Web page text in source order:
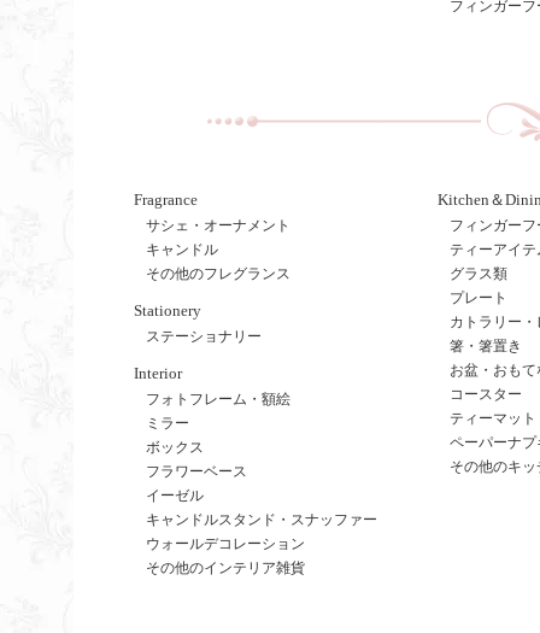
フィンガー
Fragrance
サシェ・オーナメント
キャンドル
その他のフレグランス
Stationery
ステーショナリー
Interior
フォトフレーム・額絵
ミラー
ボックス
フラワーベース
イーゼル
キャンドルスタンド・スナッファー
ウォールデコレーション
その他のインテリア雑貨
Kitchen＆
フィンガー
ティーアイテ
グラス類
プレート
カトラリー
箸・箸置き
お盆・おも
コースター
ティーマッ
ペーパーナプ
その他のキ